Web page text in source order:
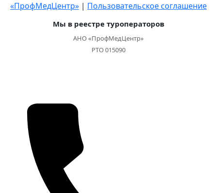
«ПрофМедЦентр» | Пользовательское соглашение
Мы в реестре туроператоров
АНО «ПрофМедЦентр»
РТО 015090